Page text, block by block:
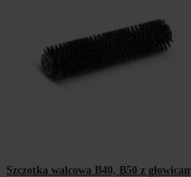
Szczotka walcowa B40, B50 z